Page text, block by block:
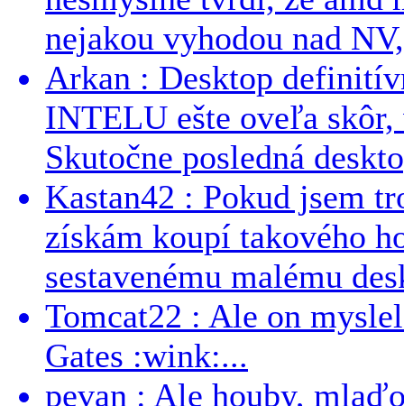
nejakou vyhodou nad
Arkan : Desktop
INTELU ešte oveľa
Skutočne posledná
Kastan42 : Pokud jsem
získám koupí takového
sestavenému malému
Tomcat22 : Ale on
Gates :wink:...
pevan : Ale houby,